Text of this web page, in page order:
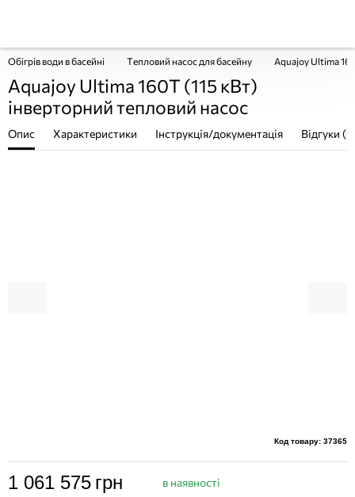
Обігрів води в басейні Тепловий насос для басейну Aquajoy Ultima
Aquajoy Ultima 160T (115 кВт)
інверторний тепловий насос
Опис Характеристики Інструкція/документація Відгуки
Код товару: 37365
1 061 575 грн в наявності